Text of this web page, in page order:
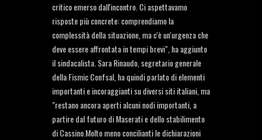
critico emerso dall'incontro. Ci aspettavamo
risposte più concrete: comprendiamo la
complessità della situazione, ma c'è un'urgenza che
deve essere affrontata in tempi brevi", ha aggiunto
il sindacalista. Sara Rinaudo, segretario generale
della Fismic Confsal, ha quindi parlato di elementi
importanti e incoraggianti su diversi siti italiani, ma
"restano ancora aperti alcuni nodi importanti, a
partire dal futuro di Maserati e dello stabilimento
di Cassino.Molto meno concilianti le dichiarazioni